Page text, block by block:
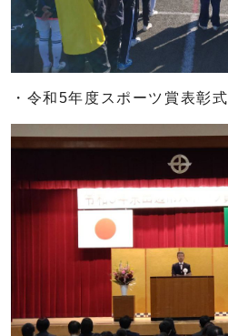
・令和5年度スポーツ賞表彰式